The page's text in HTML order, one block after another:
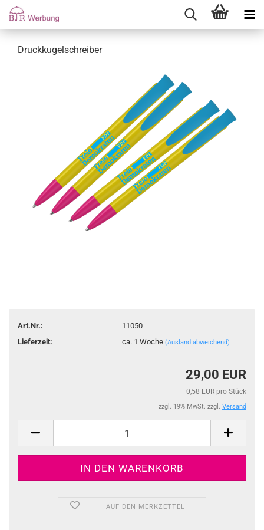
Druckkugelschreiber
Art.Nr.:
11050
Lieferzeit:
ca. 1 Woche (Ausland abweichend)
29,00 EUR
0,58 EUR pro Stück
zzgl. 19% MwSt. zzgl. Versand
AUF DEN MERKZETTEL